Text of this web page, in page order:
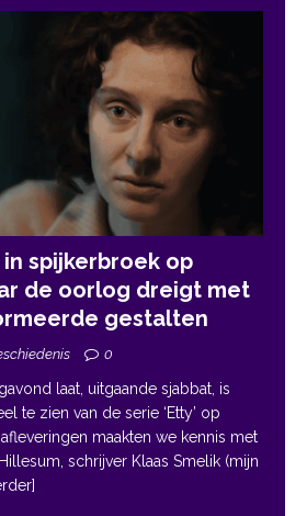
spijkerbroek op
de oorlog dreigt met
gestalten
0
laat, uitgaande sjabbat, is
te zien van de serie ‘Etty’ op
maakten we kennis met
schrijver Klaas Smelik (mijn